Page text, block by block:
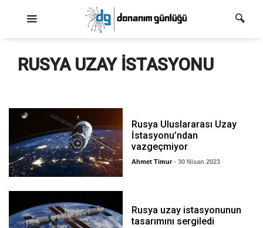
RUSYA UZAY ISTASYONU
Rusya Uluslararası Uzay
İstasyonu’ndan
vazgeçmiyor
Ahmet Timur - 30 Nisan 2023
Rusya uzay istasyonunun
tasarımını sergiledi